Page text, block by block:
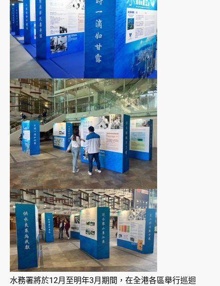
水務署將於12月至明年3月期間，在全港各區舉行巡迴